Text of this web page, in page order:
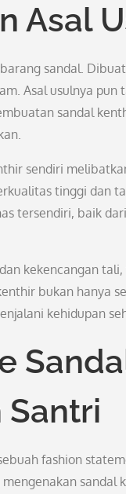
Asal
sandal.
Asal usulnya
sandal
sendiri
tinggi dan
tersendiri, baik
kekencangan
bukan hanya
kehidupan
Santri
fashion